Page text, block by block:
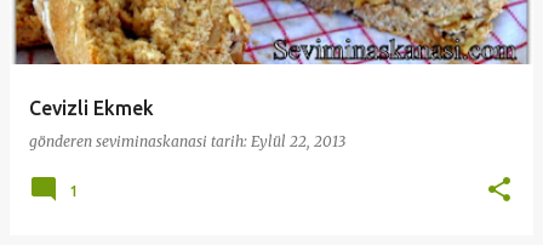
Cevizli Ekmek
gönderen seviminaskanasi tarih: Eylül 22, 2013
1